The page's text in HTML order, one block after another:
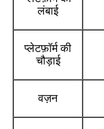
लंबाई
प्लेटफ़ॉर्म की
चौड़ाई
वज़न